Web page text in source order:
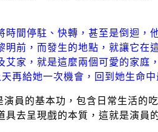
間停駐、快轉，甚至是倒迴，
前，而發生的地點，就讓它在
家，就是這麼兩個可愛的家
再給她一次機會，回到她生命
員的基本功，包含日常生活的
去呈現戲的本質，這就是演員